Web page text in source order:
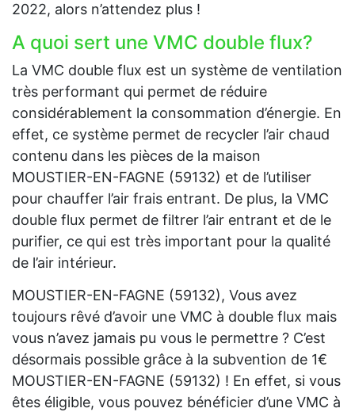
2022, alors n’attendez plus !
A quoi sert une VMC double flux?
La VMC double flux est un système de ventilation
très performant qui permet de réduire
considérablement la consommation d’énergie. En
effet, ce système permet de recycler l’air chaud
contenu dans les pièces de la maison
MOUSTIER-EN-FAGNE (59132) et de l’utiliser
pour chauffer l’air frais entrant. De plus, la VMC
double flux permet de filtrer l’air entrant et de le
purifier, ce qui est très important pour la qualité
de l’air intérieur.
MOUSTIER-EN-FAGNE (59132), Vous avez
toujours rêvé d’avoir une VMC à double flux mais
vous n’avez jamais pu vous le permettre ? C’est
désormais possible grâce à la subvention de 1€
MOUSTIER-EN-FAGNE (59132) ! En effet, si vous
êtes éligible, vous pouvez bénéficier d’une VMC à